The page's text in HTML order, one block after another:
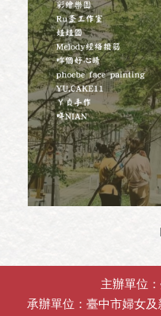
主辦單位
承辦單位：臺中市婦女